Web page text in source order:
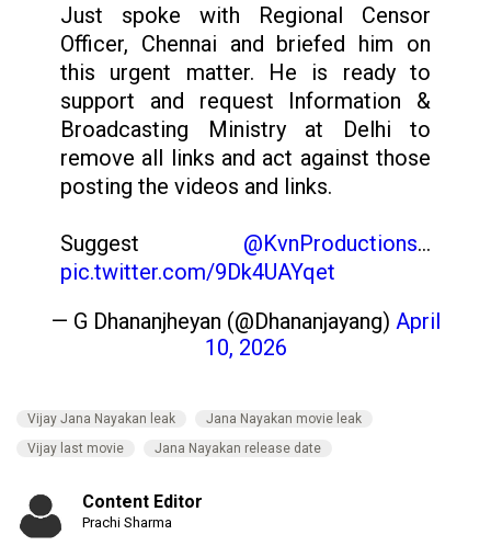
Just spoke with Regional Censor
Officer, Chennai and briefed him on
this urgent matter. He is ready to
support and request Information &
Broadcasting Ministry at Delhi to
remove all links and act against those
posting the videos and links.
Suggest @KvnProductions…
pic.twitter.com/9Dk4UAYqet
— G Dhananjheyan (@Dhananjayang) April
10, 2026
Vijay Jana Nayakan leak
Jana Nayakan movie leak
Vijay last movie
Jana Nayakan release date
Content Editor
Prachi Sharma